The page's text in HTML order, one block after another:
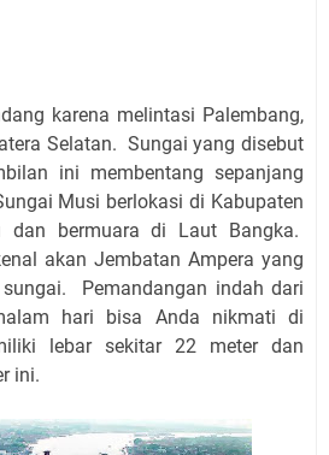
karena melintasi Palembang,
Selatan. Sungai yang disebut
ini membentang sepanjang
Musi berlokasi di Kabupaten
dan bermuara di Laut Bangka.
akan Jembatan Ampera yang
Pemandangan indah dari
hari bisa Anda nikmati di
lebar sekitar 22 meter dan
ini.